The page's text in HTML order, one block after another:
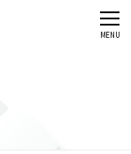
CLOSE
MENU